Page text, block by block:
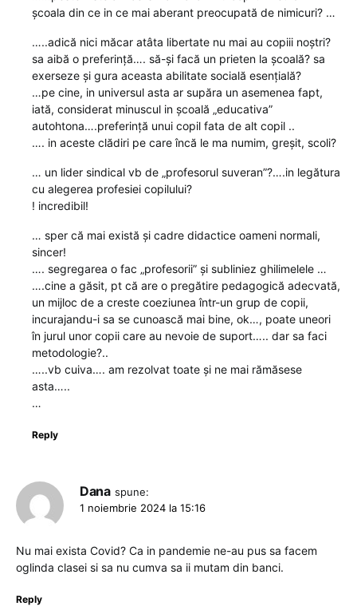
școala din ce in ce mai aberant preocupată de nimicuri? …
…..adică nici măcar atâta libertate nu mai au copiii noștri?
sa aibă o preferință…. să-și facă un prieten la școală? sa
exerseze și gura aceasta abilitate socială esențială?
…pe cine, in universul asta ar supăra un asemenea fapt,
iată, considerat minuscul in școală „educativa”
autohtona….preferință unui copil fata de alt copil ..
…. in aceste clădiri pe care încă le ma numim, greșit, scoli?
… un lider sindical vb de „profesorul suveran”?….in legătura
cu alegerea profesiei copilului?
! incredibil!
… sper că mai există și cadre didactice oameni normali,
sincer!
…. segregarea o fac „profesorii” și subliniez ghilimelele …
….cine a găsit, pt că are o pregătire pedagogică adecvată,
un mijloc de a creste coeziunea într-un grup de copii,
incurajandu-i sa se cunoască mai bine, ok…, poate uneori
în jurul unor copii care au nevoie de suport….. dar sa faci
metodologie?..
…..vb cuiva…. am rezolvat toate și ne mai rămăsese
asta…..
…
Reply
Dana spune:
1 noiembrie 2024 la 15:16
Nu mai exista Covid? Ca in pandemie ne-au pus sa facem
oglinda clasei si sa nu cumva sa ii mutam din banci.
Reply